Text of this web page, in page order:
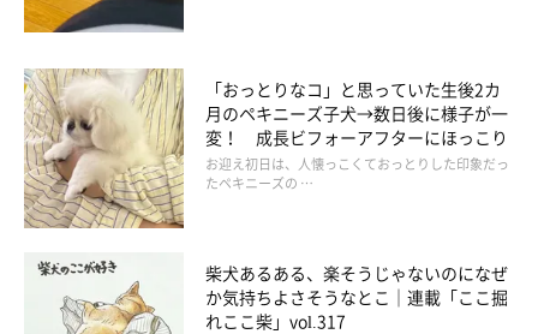
「おっとりなコ」と思っていた生後2カ
月のペキニーズ子犬→数日後に様子が一
変！ 成長ビフォーアフターにほっこり
お迎え初日は、人懐っこくておっとりした印象だっ
たペキニーズの …
柴犬あるある、楽そうじゃないのになぜ
か気持ちよさそうなとこ｜連載「ここ掘
れここ柴」vol.317